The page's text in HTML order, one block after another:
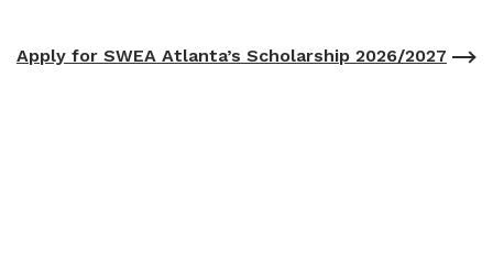
Apply for SWEA Atlanta’s Scholarship 2026/2027